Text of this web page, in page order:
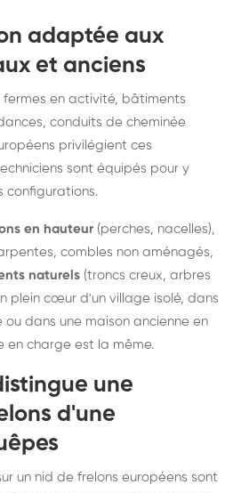
adaptée aux
et anciens
fermes en activité, bâtiments
conduits de cheminée
privilégient ces
sont équipés pour y
configurations.
en hauteur (perches, nacelles),
combles non aménagés,
naturels (troncs creux, arbres
plein cœur d'un village isolé, dans
dans une maison ancienne en
en charge est la même.
une
d'une
un nid de frelons européens sont